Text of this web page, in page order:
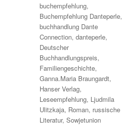
Schlagwörter
buchempfehlung,
Buchempfehlung Danteperle,
buchhandlung Dante
Connection,danteperle,
Deutscher
Buchhandlungspreis,
Familiengeschichte,
Ganna.Maria Braungardt,
Hanser Verlag,
Leseempfehlung, Ljudmila
Ulitzkaja, Roman, russische
Literatur,Sowjetunion